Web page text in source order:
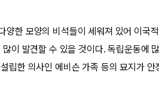
한 모양의 비석들이 세워져 있어 이국
이 발견할 수 있을 것이다. 독립운동에
립한 의사인 에비슨 가족 등의 묘지가 안